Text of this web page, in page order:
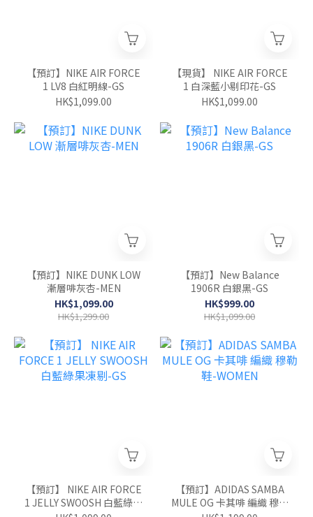
【預訂】NIKE AIR FORCE
1 LV8 白紅明線-GS
HK$1,099.00
【現貨】 NIKE AIR FORCE
1 白深藍小剔印花-GS
HK$1,099.00
【預訂】NIKE DUNK LOW
漸層啡灰杏-MEN
HK$1,099.00
HK$1,299.00
【預訂】New Balance
1906R 白銀黑-GS
HK$999.00
HK$1,099.00
【預訂】 NIKE AIR FORCE
1 JELLY SWOOSH 白藍綠果
【預訂】ADIDAS SAMBA
MULE OG 卡其啡 編織 穆勒